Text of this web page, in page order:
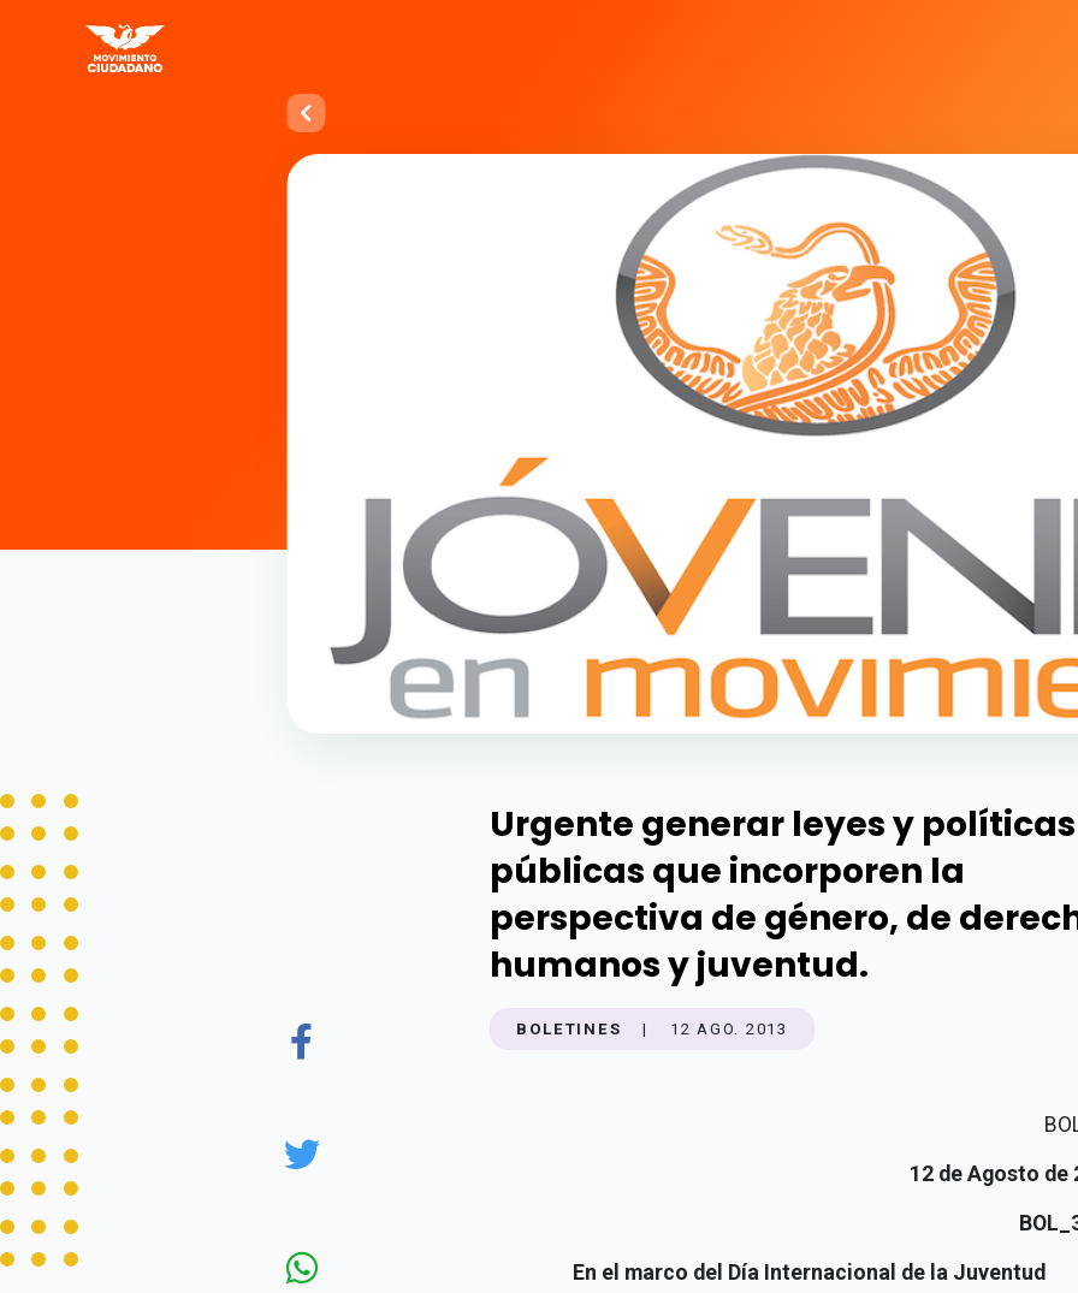
Urgente generar leyes y políticas
públicas que incorporen la
perspectiva de género, de
humanos y juventud.
BOLETINES | 12 AGO. 2013
12 de Agosto de
En el marco del Día Internacional de la Juventud